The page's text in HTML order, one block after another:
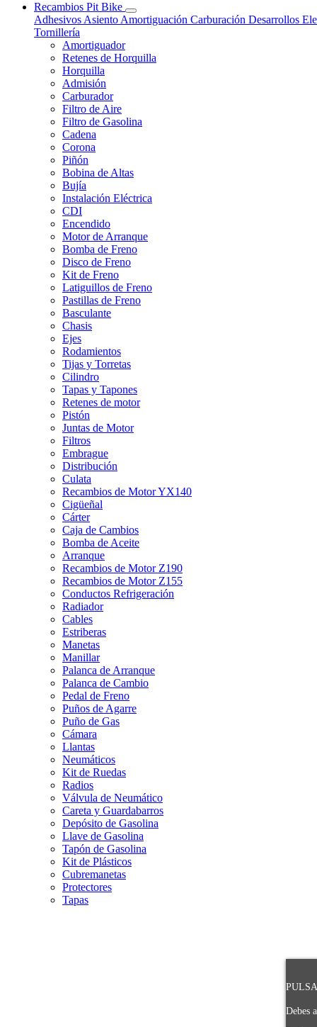
Recambios Pit Bike
Adhesivos Asiento Amortiguación Carburación Desarrollos
Tornillería
Amortiguador
Retenes de Horquilla
Horquilla
Admisión
Carburador
Filtro de Aire
Filtro de Gasolina
Cadena
Corona
Piñón
Bobina de Altas
Bujía
Instalación Eléctrica
CDI
Encendido
Motor de Arranque
Bomba de Freno
Disco de Freno
Kit de Freno
Latiguillos de Freno
Pastillas de Freno
Basculante
Chasis
Ejes
Rodamientos
Tijas y Torretas
Cilindro
Tapas y Tapones
Retenes de motor
Pistón
Juntas de Motor
Filtros
Embrague
Distribución
Culata
Recambios de Motor YX140
Cigüeñal
Cárter
Caja de Cambios
Bomba de Aceite
Arranque
Recambios de Motor Z190
Recambios de Motor Z155
Conductos Refrigeración
Radiador
Cables
Estriberas
Manetas
Manillar
Palanca de Arranque
Palanca de Cambio
Pedal de Freno
Puños de Agarre
Puño de Gas
Cámara
Llantas
Neumáticos
Kit de Ruedas
Radios
Válvula de Neumático
Careta y Guardabarros
Depósito de Gasolina
Llave de Gasolina
Tapón de Gasolina
Kit de Plásticos
Cubremanetas
Protectores
Tapas
Debes